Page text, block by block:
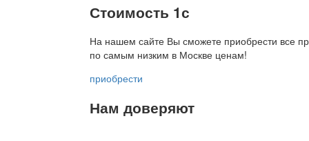
Стоимость 1с
На нашем сайте Вы сможете приобрести все
по самым низким в Москве ценам!
приобрести
Нам доверяют